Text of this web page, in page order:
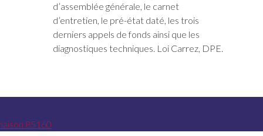
d’assemblée générale, le carnet
d’entretien, le pré-état daté, les trois
derniers appels de fonds ainsi que les
diagnostiques techniques. Loi Carrez, DPE.